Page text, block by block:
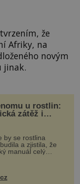
že
Afriky, na
novým
jinak.
u rostlin:
zátěž i
by se rostlina
a zjistila, že
manuál celý